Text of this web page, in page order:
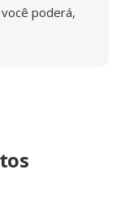
poderá,